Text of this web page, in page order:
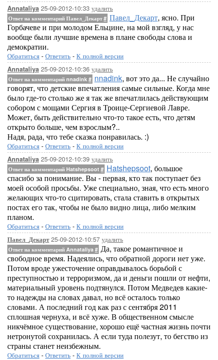
Annataliya 25-09-2012-10:33 удалить
Ответ на комментарий Павел_Декарт# Павел_Декарт, ясно. При
Горбачеве и при молодом Ельцине, на мой взгляд, у нас
вообще были лучшие времена в плане свободы слова и
демократии.
Обратиться - Ответить - К полной версии
Annataliya 25-09-2012-10:36 удалить
Ответ на комментарий nnadink # nnadink, вот это да... Не случайно
говорят, что детские впечатления самые сильные. Когда мне
было где-то столько же я так же впечатлилась действующим
собором с мощами Сергия в Троице-Сергиевой Лавре.
Может, быть действительно что-то такое есть, что детям
открыто больше, чем взрослым?..
Надя, рада, что тебе сказка понравилась. :)
Обратиться - Ответить - К полной версии
Annataliya 25-09-2012-10:39 удалить
Ответ на комментарий Hatshepsoot # Hatshepsoot, большое
спасибо за понимание. Вы - первая, кто так поступает без
моей особой просьбы. Уже специально, зная, что есть много
желающих что-то сцитировать, стала ставить в открытых
постах его так, чтобы не было видно лица, либо мелким
планом.
Обратиться - Ответить - К полной версии
Павел_Декарт25-09-2012-10:57 удалить
Ответ на комментарий Annataliya # Да, такое романтичное и
свободное время. Надеялись, что обратной дороги нет уже.
Потом вроде ужесточение оправдывалось борьбой с
преступностью и терроризмом, да и деньги пошли от нефти,
материальный уровень подтянулся. Потом Медведев какие-
то надежды на словах давал, но всё осталось только
словами. А последний год как раз с сентября 2011
сплошная чернуха, и всё хуже. В общественном смысле
никчёмное существование, хорошо ещё частная жизнь почти
нетронутой сохранилась. А если туда полезут, то бегство из
страны станет неизбежным.
Обратиться - Ответить - К полной версии